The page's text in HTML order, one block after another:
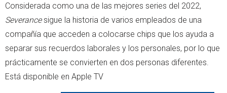
Considerada como una de las mejores series del 2022,
Severancesigue la historia de varios empleados de una
compañía que acceden a colocarse chips que los ayuda a
separar sus recuerdos laborales y los personales, por lo que
prácticamente se convierten en dos personas diferentes.
Está disponible en Apple TV